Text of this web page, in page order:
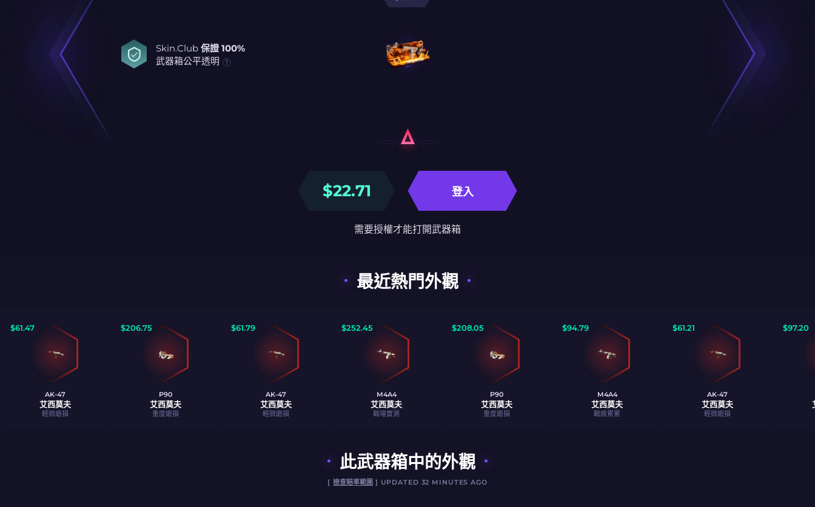
Skin.Club 保證 100%
武器箱公平透明
$22.71 登入
需要授權才能打開武器箱
最近熱門外觀
$61.47
AK-47
艾西莫夫
輕微磨損
$206.75
P90
艾西莫夫
重度磨損
$61.79
AK-47
艾西莫夫
輕微磨損
$252.45
M4A4
艾西莫夫
戰場實測
$208.05
P90
艾西莫夫
重度磨損
$94.79
M4A4
艾西莫夫
戰痕累累
$61.21
AK-47
艾西莫夫
輕微磨損
$97.20
此武器箱中的外觀
[ 檢查賠率範圍 ] UPDATED 32 MINUTES AGO